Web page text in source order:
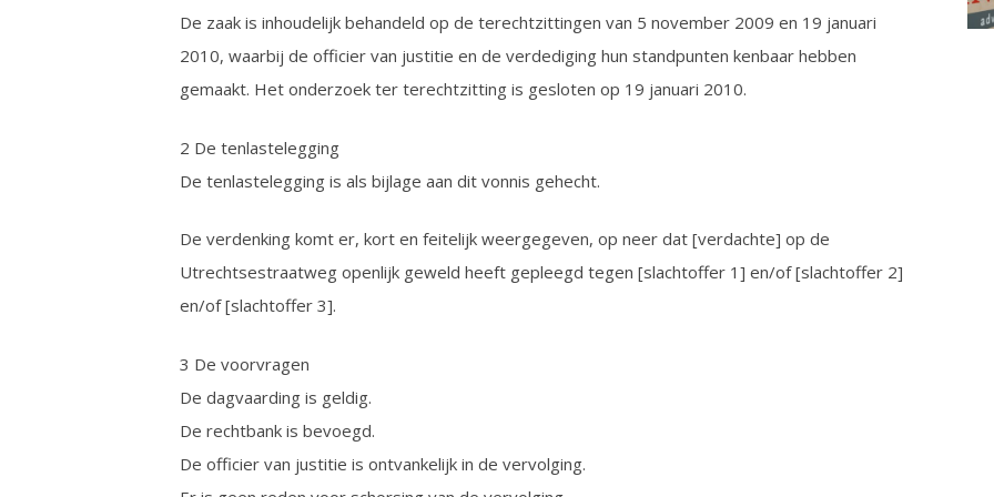
De zaak is inhoudelijk behandeld op de terechtzittingen van 5 november 2009 en 19 januari
2010, waarbij de officier van justitie en de verdediging hun standpunten kenbaar hebben
gemaakt. Het onderzoek ter terechtzitting is gesloten op 19 januari 2010.
2 De tenlastelegging
De tenlastelegging is als bijlage aan dit vonnis gehecht.
De verdenking komt er, kort en feitelijk weergegeven, op neer dat [verdachte] op de
Utrechtsestraatweg openlijk geweld heeft gepleegd tegen [slachtoffer 1] en/of [slachtoffer 2]
en/of [slachtoffer 3].
3 De voorvragen
De dagvaarding is geldig.
De rechtbank is bevoegd.
De officier van justitie is ontvankelijk in de vervolging.